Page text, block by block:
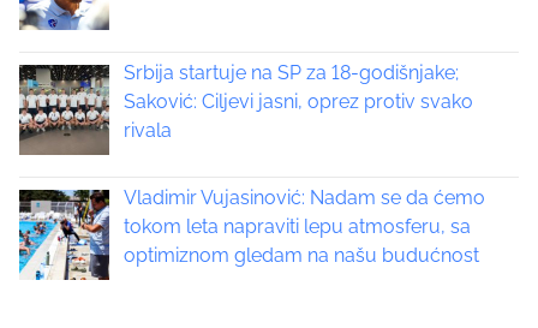
i
g
a
t
Srbija startuje na SP za 18-godišnjake;
Saković: Ciljevi jasni, oprez protiv svako
rivala
Vladimir Vujasinović: Nadam se da ćemo
tokom leta napraviti lepu atmosferu, sa
optimiznom gledam na našu budućnost